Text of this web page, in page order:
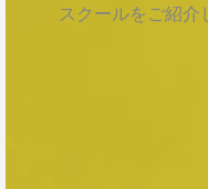
スクールをご紹介